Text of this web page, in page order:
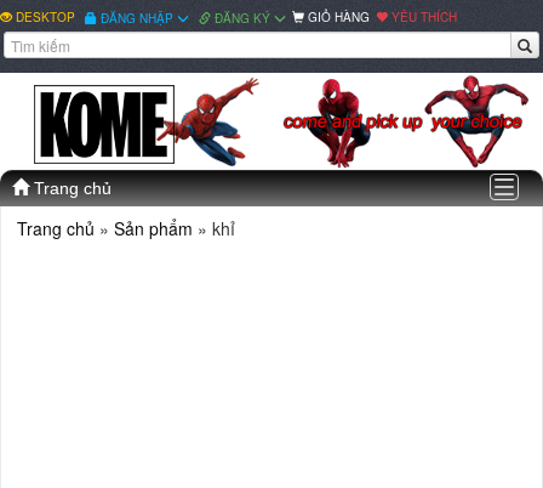
DESKTOP ĐĂNG NHẬP ĐĂNG KÝ GIỎ HÀNG YÊU THÍCH
Trang chủ
Trang chủ » Sản phẩm » khỉ